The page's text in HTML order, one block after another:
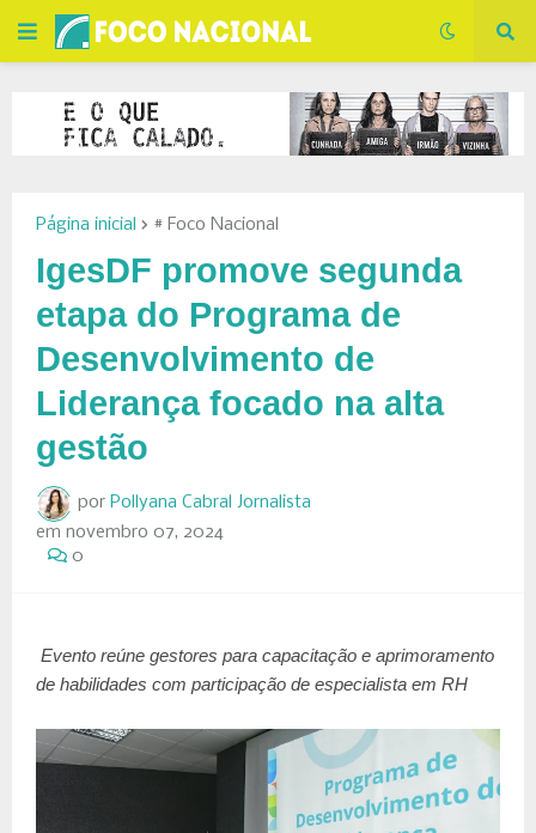
Página inicial # Foco Nacional
IgesDF promove segunda
etapa do Programa de
Desenvolvimento de
Liderança focado na alta
gestão
por Pollyana Cabral Jornalista
em novembro 07, 2024
0
Evento reúne gestores para capacitação e aprimoramento
de habilidades com participação de especialista em RH